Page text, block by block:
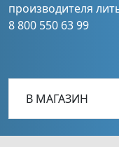
производителя
8 800 550 63 99
В МАГАЗИН